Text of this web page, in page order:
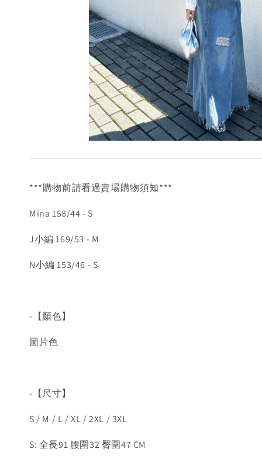
***購物前請看過賣場購物須知***
Mina 158/44 - S
J小編 169/53 - M
N小編 153/46 - S
-【顏色】
圖片色
-【尺寸】
S / M / L / XL / 2XL / 3XL
S: 全長91 腰圍32 臀圍47 CM